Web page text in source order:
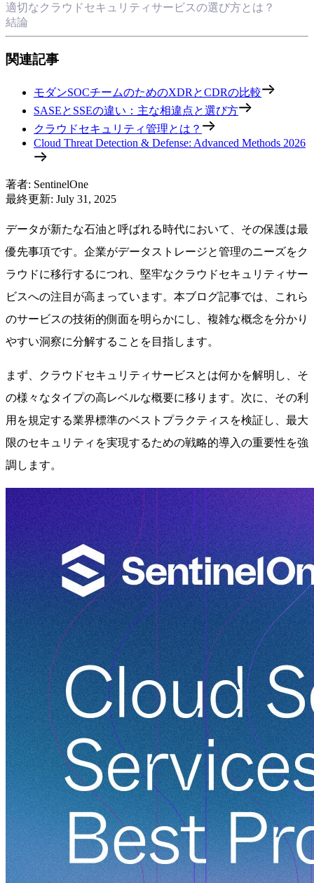
適切なクラウドセキュリティサービスの選び方とは？
結論
関連記事
モダンSOCチームのためのXDRとCDRの比較
SASEとSSEの違い：主な相違点と選び方
クラウドセキュリティ管理とは？
Cloud Threat Detection & Defense: Advanced Methods 2026
著者: SentinelOne
最終更新: July 31, 2025
データが新たな石油と呼ばれる時代において、その保護は最
優先事項です。企業がデータストレージと管理のニーズをク
ラウドに移行するにつれ、堅牢なクラウドセキュリティサー
ビスへの注目が高まっています。本ブログ記事では、これら
のサービスの技術的側面を明らかにし、複雑な概念を分かり
やすい洞察に分解することを目指します。
まず、クラウドセキュリティサービスとは何かを解明し、そ
の様々なタイプの高レベルな概要に移ります。次に、その利
用を規定する業界標準のベストプラクティスを検証し、最大
限のセキュリティを実現するための戦略的導入の重要性を強
調します。